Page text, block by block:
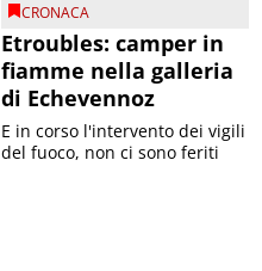
CRONACA
Etroubles: camper in
fiamme nella galleria
di Echevennoz
E in corso l'intervento dei vigili
del fuoco, non ci sono feriti